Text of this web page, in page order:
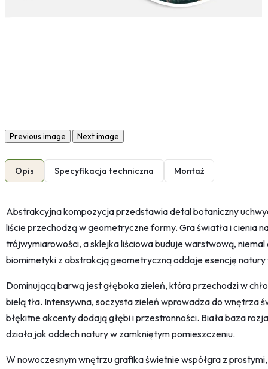
Previous image Next image
Opis Specyfikacja techniczna Montaż
Abstrakcyjna kompozycja przedstawia detal botaniczny
liście przechodzą w geometryczne formy. Gra światła i cienia
trójwymiarowości, a sklejka liściowa buduje warstwową,
biomimetyki z abstrakcją geometryczną oddaje esencję natury
Dominującą barwą jest głęboka zieleń, która przechodzi w
bielą tła. Intensywna, soczysta zieleń wprowadza do wnętrza
błękitne akcenty dodają głębi i przestronności. Biała baza
działa jak oddech natury w zamkniętym pomieszczeniu.
W nowoczesnym wnętrzu grafika świetnie współgra z